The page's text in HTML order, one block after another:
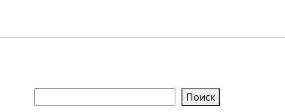
Поиск